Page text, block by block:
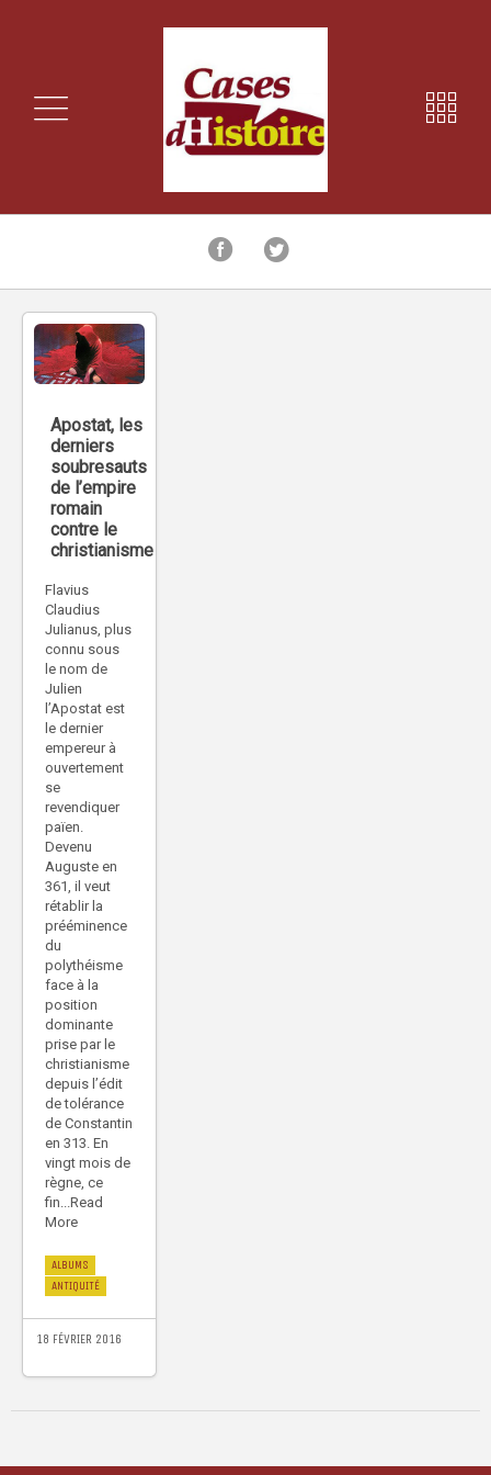
Apostat, les
derniers
soubresauts
de l’empire
romain
contre le
christianisme
Flavius
Claudius
Julianus, plus
connu sous
le nom de
Julien
l’Apostat est
le dernier
empereur à
ouvertement
se
revendiquer
païen.
Devenu
Auguste en
361, il veut
rétablir la
prééminence
du
polythéisme
face à la
position
dominante
prise par le
christianisme
depuis l’édit
de tolérance
de Constantin
en 313. En
vingt mois de
règne, ce
fin...Read
More
ALBUMS
ANTIQUITÉ
18 FÉVRIER 2016